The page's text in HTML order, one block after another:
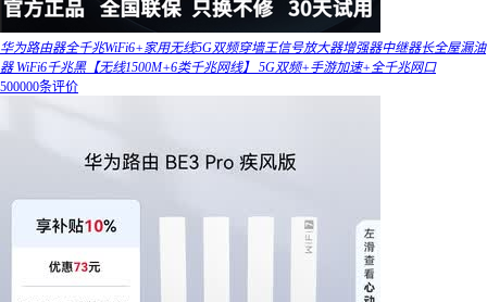
华为路由器全千兆WiFi6+家用无线5G双频穿墙王信号放大器增强器中继器长全屋漏油
器 WiFi6千兆黑【无线1500M+6类千兆网线】 5G双频+手游加速+全千兆网口
500000条评价